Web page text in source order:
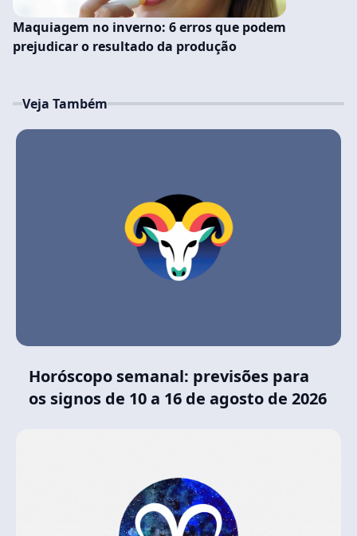
Maquiagem no inverno: 6 erros que podem
prejudicar o resultado da produção
Veja Também
Horóscopo semanal: previsões para
os signos de 10 a 16 de agosto de 2026